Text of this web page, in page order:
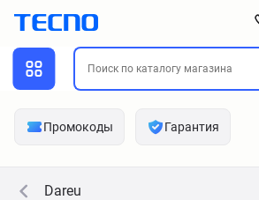
Промокоды Гарантия
Dareu